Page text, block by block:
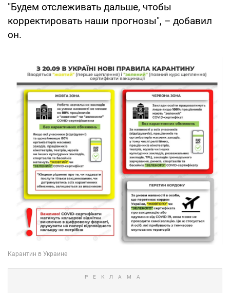
"Будем отслеживать дальше, чтобы
корректировать наши прогнозы", – добавил
он.